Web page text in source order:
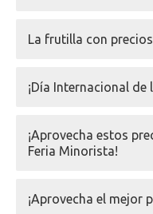
La frutilla con
¡Día Internacional de
¡Aprovecha estos
Feria Minorista!
¡Aprovecha el mejor